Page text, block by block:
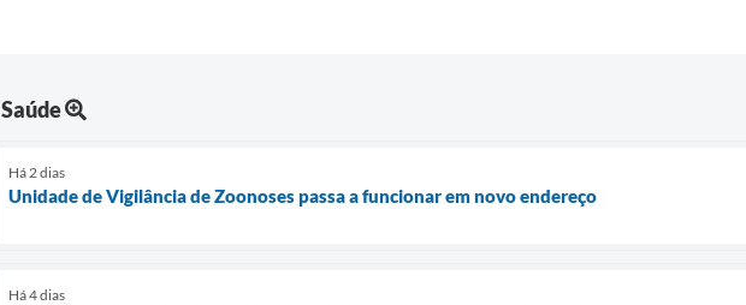
Saúde
Há 2 dias
Unidade de Vigilância de Zoonoses passa a funcionar em novo endereço
Há 4 dias